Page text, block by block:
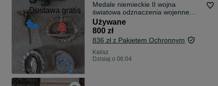
Dostawa gratis
Medale niemieckie II wojna
światowa odznaczenia wojenne
Luftwaffe III Rzesza Orzeł na
czapkę NSDAP Odznaka Alter
Kampfer
Używane
800 zł
836 zł z Pakietem Ochronnym
Kalisz
Dzisiaj o 06:04